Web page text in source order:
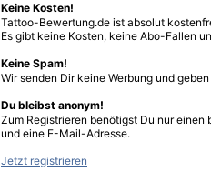
Keine Kosten!
Tattoo-Bewertung.de ist absolut
Es gibt keine Kosten, keine Abo-Fallen
Keine Spam!
Wir senden Dir keine Werbung und
Du bleibst anonym!
Zum Registrieren benötigst Du nur einen
und eine E-Mail-Adresse.
Jetzt registrieren